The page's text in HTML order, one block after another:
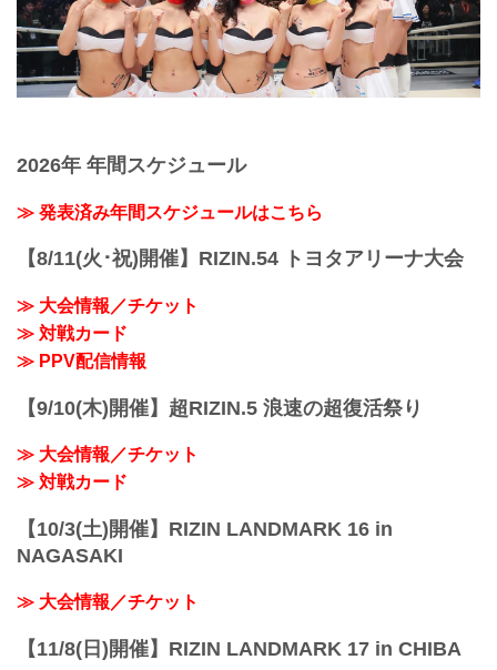
2026年 年間スケジュール
≫ 発表済み年間スケジュールはこちら
【8/11(火･祝)開催】RIZIN.54 トヨタアリーナ大会
≫ 大会情報／チケット
≫ 対戦カード
≫ PPV配信情報
【9/10(木)開催】超RIZIN.5 浪速の超復活祭り
≫ 大会情報／チケット
≫ 対戦カード
【10/3(土)開催】RIZIN LANDMARK 16 in
NAGASAKI
≫ 大会情報／チケット
【11/8(日)開催】RIZIN LANDMARK 17 in CHIBA